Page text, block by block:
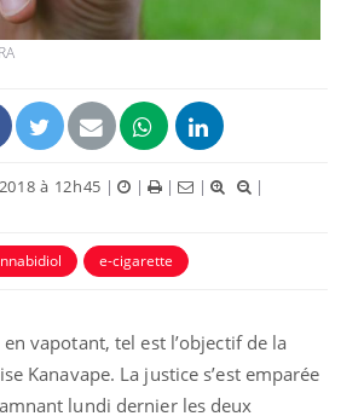
à 12h45 | | | |
|
e-cigarette
vapotant, tel est l’objectif de la
Kanavape. La justice s’est emparée
lundi dernier les deux